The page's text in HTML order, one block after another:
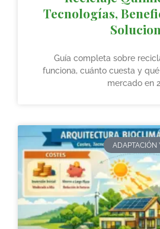
Tecnologías,
Guía completa sobre
funciona, cuánto cuesta y
mercado en
ADAPTACIÓN